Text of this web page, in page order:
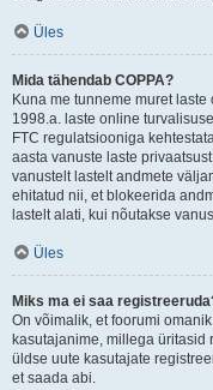
Üles
Mida tähendab COPPA?
Kuna me tunneme muret
1998.a. laste online
FTC regulatsiooniga
aasta vanuste laste
vanustelt lastelt andmete
ehitatud nii, et blokeerida
lastelt alati, kui nõutakse
Üles
Miks ma ei saa
On võimalik, et foorumi
kasutajanime, millega üritasid
üldse uute kasutajate
et saada abi.